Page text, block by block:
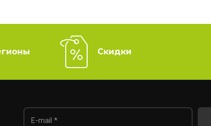
Скидки